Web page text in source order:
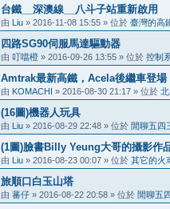
台鐵__深澳線__八斗子站重新啟用
由 Liu » 2016-11-08 15:55 » 位於 臺灣的高
四路SG90伺服馬達驅動器
由 叮噹橙 » 2016-09-26 13:55 » 位於 控制
Amtrak最新高鐵，Acela後繼車登場
由 KOMACHI » 2016-08-30 21:17 » 位於
(16圖)機器人玩具
由 Liu » 2016-08-29 22:48 » 位於 閒聊五四
(1圖)臉書Billy Yeung大哥的攝影作
由 Liu » 2016-08-23 00:07 » 位於 其它的火
旅順口白玉山塔
由 蕃仔 » 2016-08-22 20:58 » 位於 閒聊五